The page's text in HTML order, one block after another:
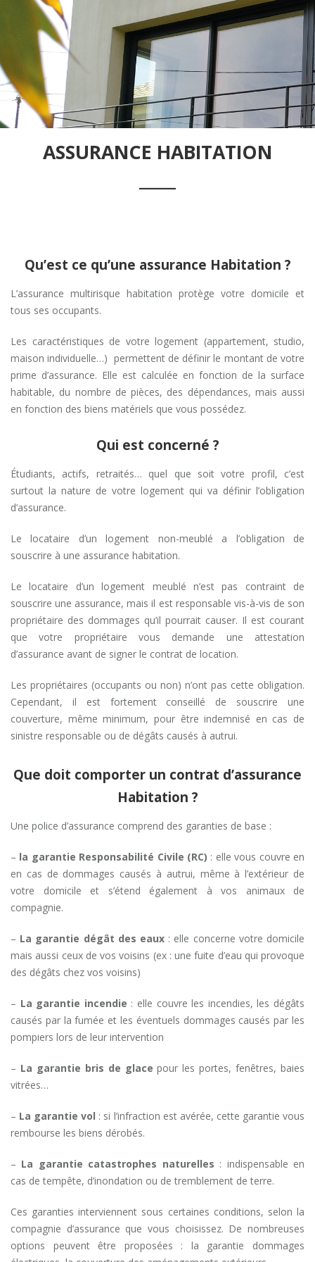
ASSURANCE HABITATION
Qu’est ce qu’une assurance Habitation ?
L’assurance multirisque habitation protège votre domicile et
tous ses occupants.
Les caractéristiques de votre logement (appartement, studio,
maison individuelle…) permettent de définir le montant de votre
prime d’assurance. Elle est calculée en fonction de la surface
habitable, du nombre de pièces, des dépendances, mais aussi
en fonction des biens matériels que vous possédez.
Qui est concerné ?
Étudiants, actifs, retraités… quel que soit votre profil, c’est
surtout la nature de votre logement qui va définir l’obligation
d’assurance.
Le locataire d’un logement non-meublé a l’obligation de
souscrire à une assurance habitation.
Le locataire d’un logement meublé n’est pas contraint de
souscrire une assurance, mais il est responsable vis-à-vis de son
propriétaire des dommages qu’il pourrait causer. Il est courant
que votre propriétaire vous demande une attestation
d’assurance avant de signer le contrat de location.
Les propriétaires (occupants ou non) n’ont pas cette obligation.
Cependant, il est fortement conseillé de souscrire une
couverture, même minimum, pour être indemnisé en cas de
sinistre responsable ou de dégâts causés à autrui.
Que doit comporter un contrat d’assurance
Habitation ?
Une police d’assurance comprend des garanties de base :
– la garantie Responsabilité Civile (RC) : elle vous couvre en
en cas de dommages causés à autrui, même à l’extérieur de
votre domicile et s’étend également à vos animaux de
compagnie.
– La garantie dégât des eaux : elle concerne votre domicile
mais aussi ceux de vos voisins (ex : une fuite d’eau qui provoque
des dégâts chez vos voisins)
– La garantie incendie : elle couvre les incendies, les dégâts
causés par la fumée et les éventuels dommages causés par les
pompiers lors de leur intervention
– La garantie bris de glace pour les portes, fenêtres, baies
vitrées…
– La garantie vol : si l’infraction est avérée, cette garantie vous
rembourse les biens dérobés.
– La garantie catastrophes naturelles : indispensable en
cas de tempête, d’inondation ou de tremblement de terre.
Ces garanties interviennent sous certaines conditions, selon la
compagnie d’assurance que vous choisissez. De nombreuses
options peuvent être proposées : la garantie dommages